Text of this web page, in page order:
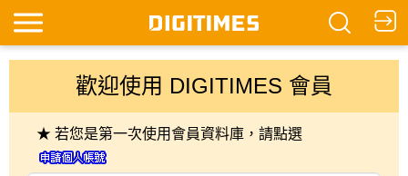
歡迎使用 DIGITIMES 會員
★ 若您是第一次使用會員資料庫，請點選